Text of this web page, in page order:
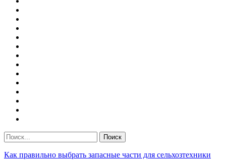
Как правильно выбрать запасные части для сельхозтехники